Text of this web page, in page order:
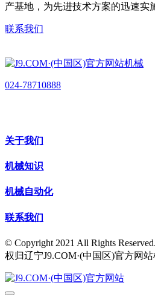
产基地，为先进技术方案的迅速实
联系我们
024-78710888
关于我们
机械知识
机械自动化
联系我们
© Copyright 2021 All Rights Reserved.
权归辽宁J9.COM·(中国区)官方网